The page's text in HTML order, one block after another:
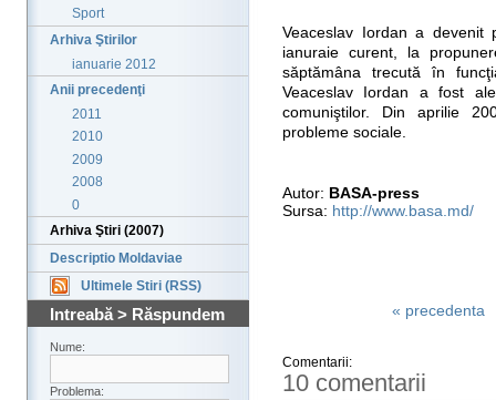
Sport
Arhiva Ştirilor
ianuarie 2012
Anii precedenţi
2011
2010
2009
2008
0
Arhiva Ştiri (2007)
Descriptio Moldaviae
Ultimele Stiri (RSS)
Intreabă > Răspundem
Nume:
Problema:
Veaceslav Iordan a
ianuraie curent, la
săptămâna trecută în
Veaceslav Iordan a fost
comuniştilor. Din aprilie
probleme sociale.
Autor: BASA-press
Sursa: http://www.basa.md/
« precedenta
Comentarii:
10 comentarii